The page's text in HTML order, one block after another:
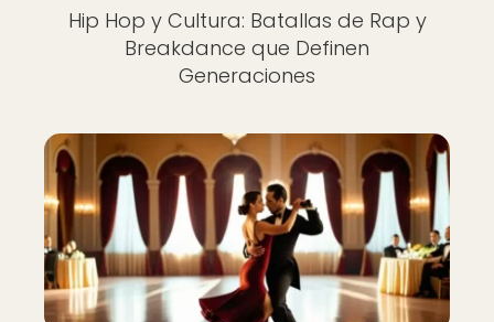
Hip Hop y Cultura: Batallas de Rap y
Breakdance que Definen
Generaciones